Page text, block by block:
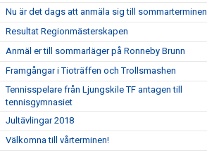
Nu är det dags att anmäla sig till sommarterminen
Resultat Regionmästerskapen
Anmäl er till sommarläger på Ronneby Brunn
Framgångar i Tioträffen och Trollsmashen
Tennisspelare från Ljungskile TF antagen till
tennisgymnasiet
Jultävlingar 2018
Välkomna till vårterminen!